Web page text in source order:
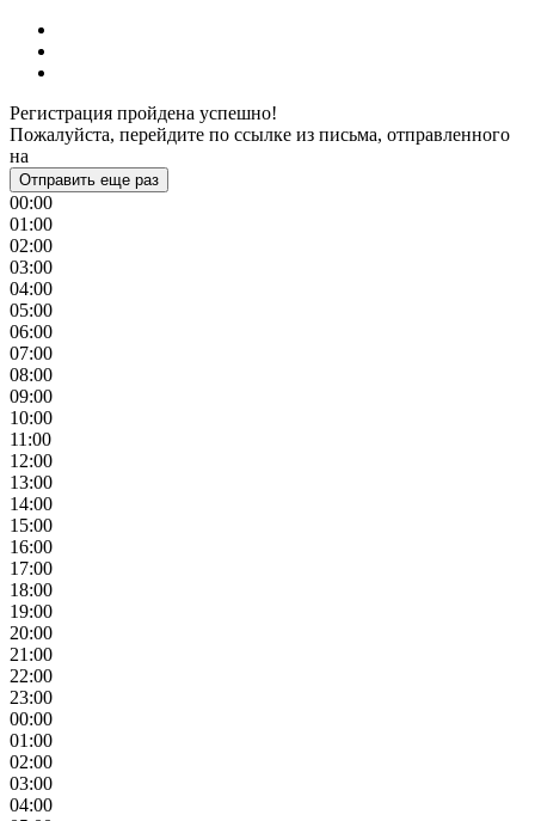
Регистрация пройдена успешно!
Пожалуйста, перейдите по ссылке из письма, отправленного
на
Отправить еще раз
00:00
01:00
02:00
03:00
04:00
05:00
06:00
07:00
08:00
09:00
10:00
11:00
12:00
13:00
14:00
15:00
16:00
17:00
18:00
19:00
20:00
21:00
22:00
23:00
00:00
01:00
02:00
03:00
04:00